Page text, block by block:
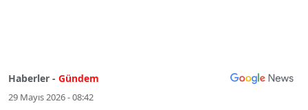
Haberler - Gündem
29 Mayıs 2026 - 08:42